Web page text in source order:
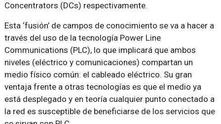
Concentrators (DCs) respectivamente.
Esta ‘fusión’ de campos de conocimiento se va a hacer a
través del uso de la tecnología Power Line
Communications (PLC), lo que implicará que ambos
niveles (eléctrico y comunicaciones) compartan un
medio físico común: el cableado eléctrico. Su gran
ventaja frente a otras tecnologías es que el medio ya
está desplegado y en teoría cualquier punto conectado a
la red es susceptible de beneficiarse de los servicios que